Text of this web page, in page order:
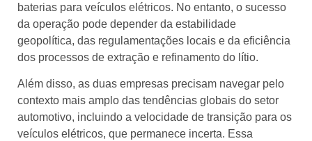
baterias para veículos elétricos. No entanto, o sucesso
da operação pode depender da estabilidade
geopolítica, das regulamentações locais e da eficiência
dos processos de extração e refinamento do lítio.
Além disso, as duas empresas precisam navegar pelo
contexto mais amplo das tendências globais do setor
automotivo, incluindo a velocidade de transição para os
veículos elétricos, que permanece incerta. Essa